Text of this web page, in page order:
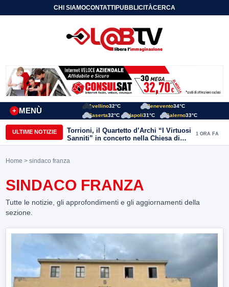
CHI SIAMOCONTATTIPUBBLICITÀCERCA
MENÙ
+
Avellino32°C Benevento34°C
Caserta32°C Napoli31°C Salerno33°C
ULTIME NOTIZIE
Torrioni, il Quartetto d’Archi “I Virtuosi
Sanniti” in concerto nella Chiesa di
San Michele Arcangelo
1 ORA FA
Home > sindaco franza
SINDACO FRANZA
Tutte le notizie, gli approfondimenti e gli aggiornamenti della
sezione.